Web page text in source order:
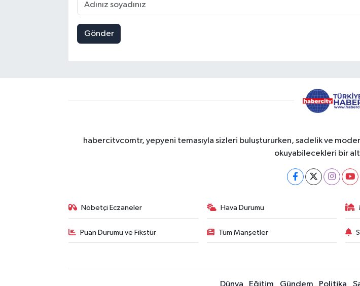
Gönder
habercitvcomtr, yepyeni temasıyla sizleri buluştururken, sadelik ve
okuyabilecekleri bir
Nöbetçi Eczaneler Hava Durumu
Puan Durumu ve Fikstür Tüm Manşetler
Dünya Eğitim Gündem Politika